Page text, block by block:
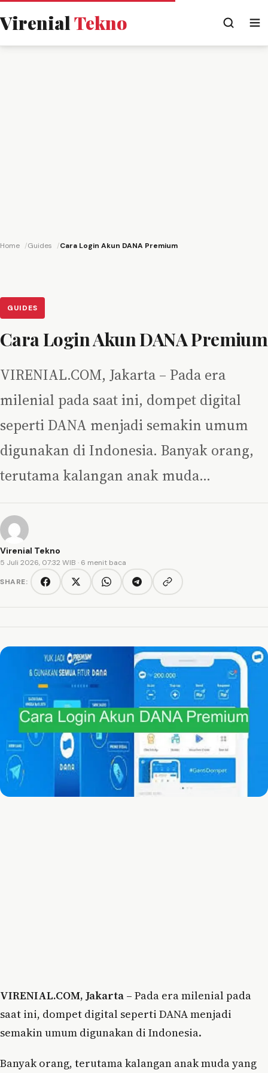
VirenialTekno
Home Guides Cara Login Akun DANA Premium
GUIDES
Cara Login Akun DANA Premium
VIRENIAL.COM, Jakarta – Pada era
milenial pada saat ini, dompet digital
seperti DANA menjadi semakin umum
digunakan di Indonesia. Banyak orang,
terutama kalangan anak muda…
Virenial Tekno
5 Juli 2026, 07:32 WIB · 6 menit baca
SHARE:
FacebookTwitter/XWhatsAppTelegramCopy link
VIRENIAL.COM, Jakarta – Pada era milenial pada
saat ini, dompet digital seperti DANA menjadi
semakin umum digunakan di Indonesia.
Banyak orang, terutama kalangan anak muda yang